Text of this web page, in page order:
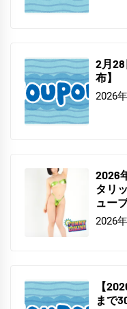
2月
布】
2026
2026
タリ
ュー
2026
【
まで